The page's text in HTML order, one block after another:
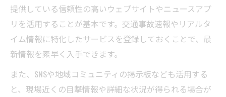
提供している信頼性の高いウェブサイトやニュースアプ
リを活用することが基本です。交通事故速報やリアルタ
イム情報に特化したサービスを登録しておくことで、最
新情報を素早く入手できます。
また、SNSや地域コミュニティの掲示板なども活用する
と、現場近くの目撃情報や詳細な状況が得られる場合が